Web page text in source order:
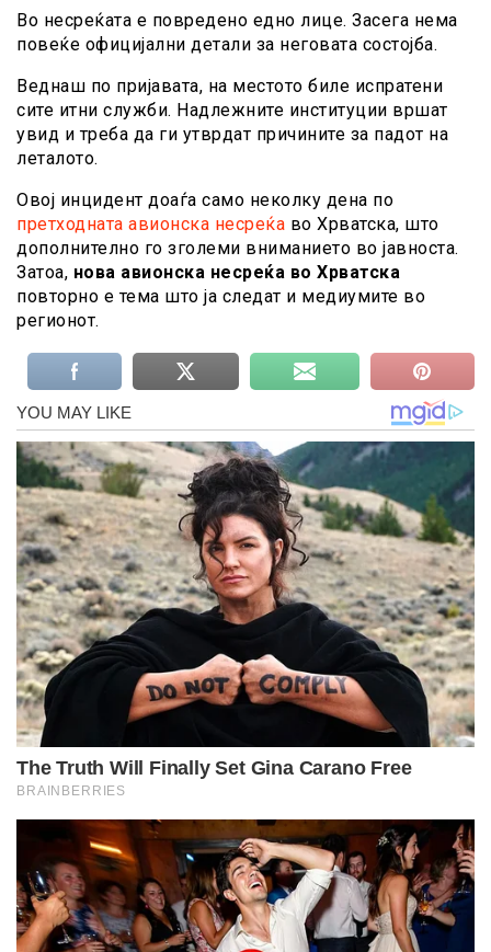
Во несреќата е повредено едно лице. Засега нема
повеќе официјални детали за неговата состојба.
Веднаш по пријавата, на местото биле испратени
сите итни служби. Надлежните институции вршат
увид и треба да ги утврдат причините за падот на
леталото.
Овој инцидент доаѓа само неколку дена по
претходната авионска несреќа во Хрватска, што
дополнително го зголеми вниманието во јавноста.
Затоа, нова авионска несреќа во Хрватска
повторно е тема што ја следат и медиумите во
регионот.